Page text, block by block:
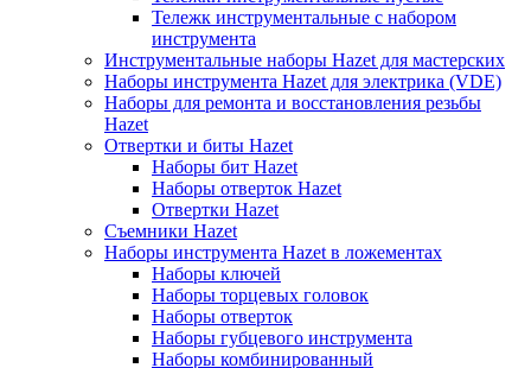
Тележк инструментальные с набором
инструмента
Инструментальные наборы Hazet для мастерских
Наборы инструмента Hazet для электрика (VDE)
Наборы для ремонта и восстановления резьбы
Hazet
Отвертки и биты Hazet
Наборы бит Hazet
Наборы отверток Hazet
Отвертки Hazet
Съемники Hazet
Наборы инструмента Hazet в ложементах
Наборы ключей
Наборы торцевых головок
Наборы отверток
Наборы губцевого инструмента
Наборы комбинированный